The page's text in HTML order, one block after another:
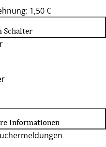
1,50 €
Schalter
Informationen